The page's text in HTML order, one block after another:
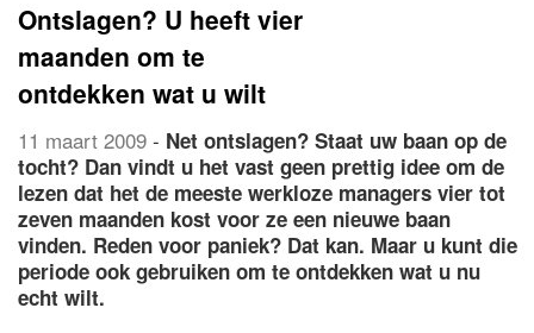
Ontslagen? U heeft vier
maanden om te
ontdekken wat u wilt
11 maart 2009 - Net ontslagen? Staat uw baan op de
tocht? Dan vindt u het vast geen prettig idee om de
lezen dat het de meeste werkloze managers vier tot
zeven maanden kost voor ze een nieuwe baan
vinden. Reden voor paniek? Dat kan. Maar u kunt die
periode ook gebruiken om te ontdekken wat u nu
echt wilt.